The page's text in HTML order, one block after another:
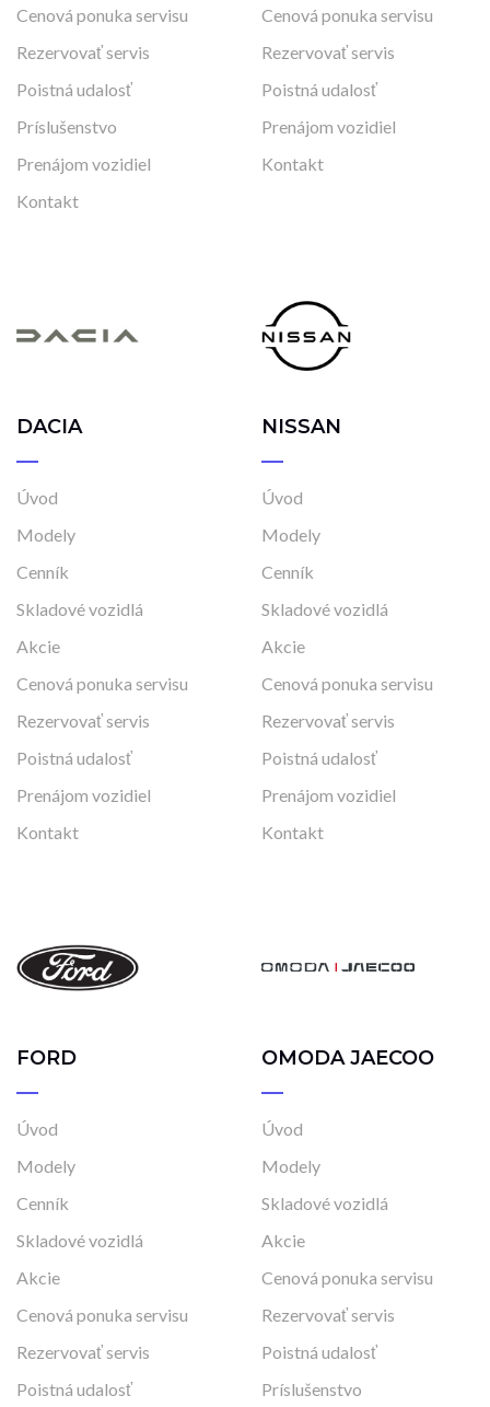
Cenová ponuka servisu
Rezervovať servis
Poistná udalosť
Príslušenstvo
Prenájom vozidiel
Kontakt
Cenová ponuka servisu
Rezervovať servis
Poistná udalosť
Prenájom vozidiel
Kontakt
DACIA
Úvod
Modely
Cenník
Skladové vozidlá
Akcie
Cenová ponuka servisu
Rezervovať servis
Poistná udalosť
Prenájom vozidiel
Kontakt
NISSAN
Úvod
Modely
Cenník
Skladové vozidlá
Akcie
Cenová ponuka servisu
Rezervovať servis
Poistná udalosť
Prenájom vozidiel
Kontakt
FORD
Úvod
Modely
Cenník
Skladové vozidlá
Akcie
Cenová ponuka servisu
Rezervovať servis
Poistná udalosť
OMODA JAECOO
Úvod
Modely
Skladové vozidlá
Akcie
Cenová ponuka servisu
Rezervovať servis
Poistná udalosť
Príslušenstvo